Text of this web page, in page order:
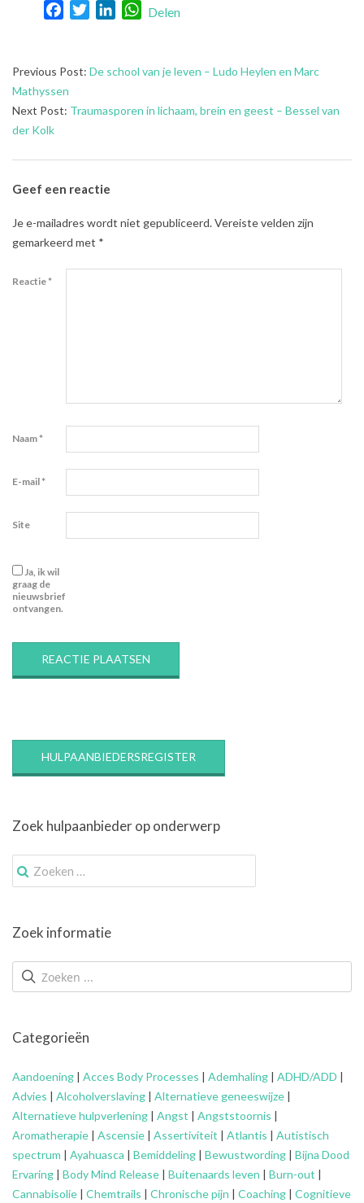
FacebookTwitterLinkedInWhatsApp
Delen
2022-
09-
20
Previous Post: De school van je leven – Ludo Heylen en Marc
Mathyssen
Next Post: Traumasporen in lichaam, brein en geest – Bessel van
der Kolk
Geef een reactie
Je e-mailadres wordt niet gepubliceerd.Vereiste velden zijn
gemarkeerd met *
Reactie*
Naam*
E-mail*
Site
Ja, ik wil
graag de
nieuwsbrief
ontvangen.
HULPAANBIEDERSREGISTER
Zoek hulpaanbieder op onderwerp
Zoek
naar:
Zoek informatie
Categorieën
Aandoening | Acces Body Processes | Ademhaling | ADHD/ADD |
Advies | Alcoholverslaving | Alternatieve geneeswijze |
Alternatieve hulpverlening | Angst | Angststoornis |
Aromatherapie | Ascensie | Assertiviteit | Atlantis | Autistisch
spectrum | Ayahuasca | Bemiddeling | Bewustwording | Bijna Dood
Ervaring | Body Mind Release | Buitenaards leven | Burn-out |
Cannabisolie | Chemtrails | Chronische pijn | Coaching | Cognitieve